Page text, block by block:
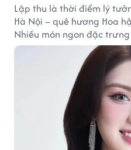
Lập thu là thời điểm lý
Hà Nội – quê hương Hoa
Nhiều món ngon đặc
hấp dẫn, níu chân thực